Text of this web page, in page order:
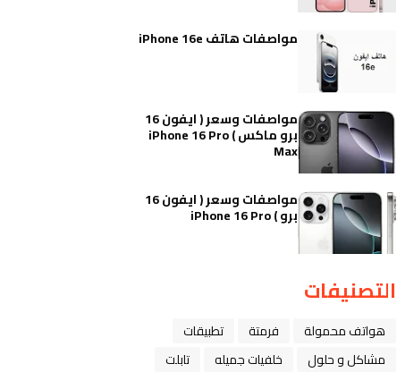
مواصفات هاتف iPhone 16e
مواصفات وسعر ( ايفون 16
برو ماكس ) iPhone 16 Pro
Max
مواصفات وسعر ( ايفون 16
برو ) iPhone 16 Pro
التصنيفات
هواتف محمولة فرمتة
تطبيقات
مشاكل و حلول
خلفيات جميله
تابلت